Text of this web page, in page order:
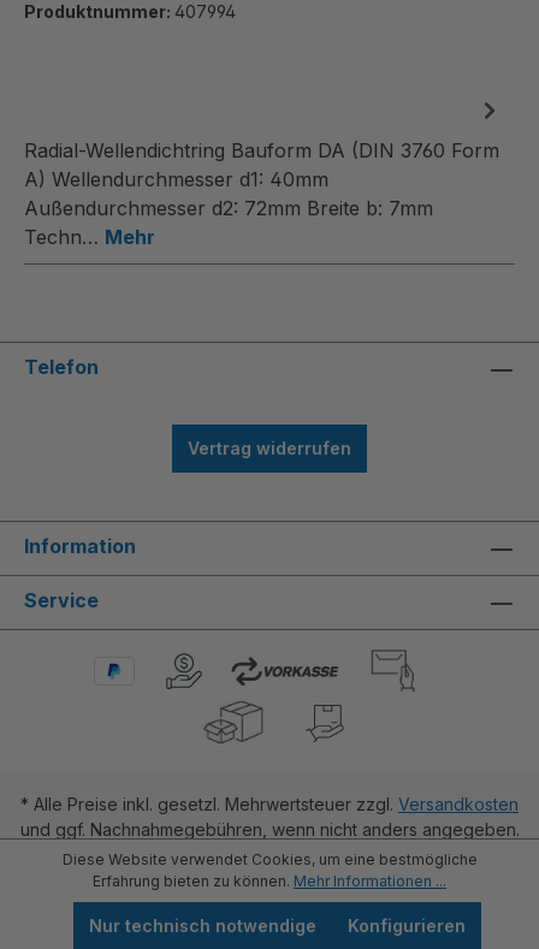
Produktnummer: 407994
Radial-Wellendichtring Bauform DA (DIN 3760 Form
A) Wellendurchmesser d1: 40mm
Außendurchmesser d2: 72mm Breite b: 7mm
Techn… Mehr
Telefon
Vertrag widerrufen
Information
Service
* Alle Preise inkl. gesetzl. Mehrwertsteuer zzgl. Versandkosten
und ggf. Nachnahmegebühren, wenn nicht anders angegeben.
Diese Website verwendet Cookies, um eine bestmögliche
Erfahrung bieten zu können. Mehr Informationen ...
Nur technisch notwendige Konfigurieren